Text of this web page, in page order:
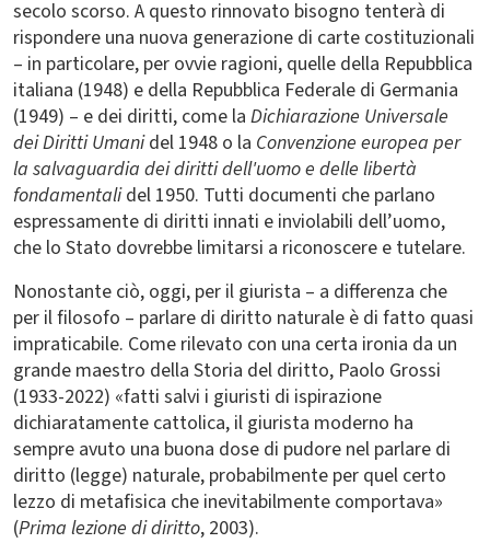
secolo scorso. A questo rinnovato bisogno tenterà di
rispondere una nuova generazione di carte costituzionali
– in particolare, per ovvie ragioni, quelle della Repubblica
italiana (1948) e della Repubblica Federale di Germania
(1949) – e dei diritti, come la Dichiarazione Universale
dei Diritti Umanidel 1948 o la Convenzione europea per
la salvaguardia dei diritti dell'uomo e delle libertà
fondamentalidel 1950. Tutti documenti che parlano
espressamente di diritti innati e inviolabili dell’uomo,
che lo Stato dovrebbe limitarsi a riconoscere e tutelare.
Nonostante ciò, oggi, per il giurista – a differenza che
per il filosofo – parlare di diritto naturale è di fatto quasi
impraticabile. Come rilevato con una certa ironia da un
grande maestro della Storia del diritto, Paolo Grossi
(1933-2022) «fatti salvi i giuristi di ispirazione
dichiaratamente cattolica, il giurista moderno ha
sempre avuto una buona dose di pudore nel parlare di
diritto (legge) naturale, probabilmente per quel certo
lezzo di metafisica che inevitabilmente comportava»
(Prima lezione di diritto, 2003).